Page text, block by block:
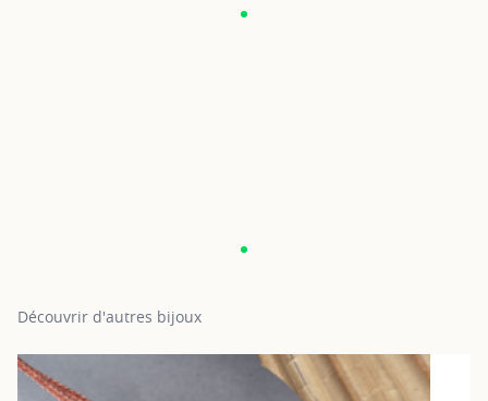
Découvrir d'autres bijoux